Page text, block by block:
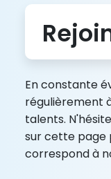
En constante
régulièrement
talents.
sur cette page
correspond à